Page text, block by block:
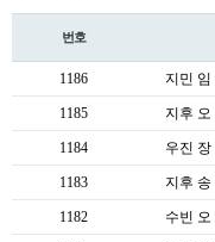
번호
1186 지민 임
1185 지후 오
1184 우진 장
1183 지후 송
1182 수빈 오